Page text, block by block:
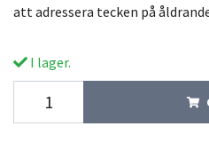
att adressera tecken på
I lager.